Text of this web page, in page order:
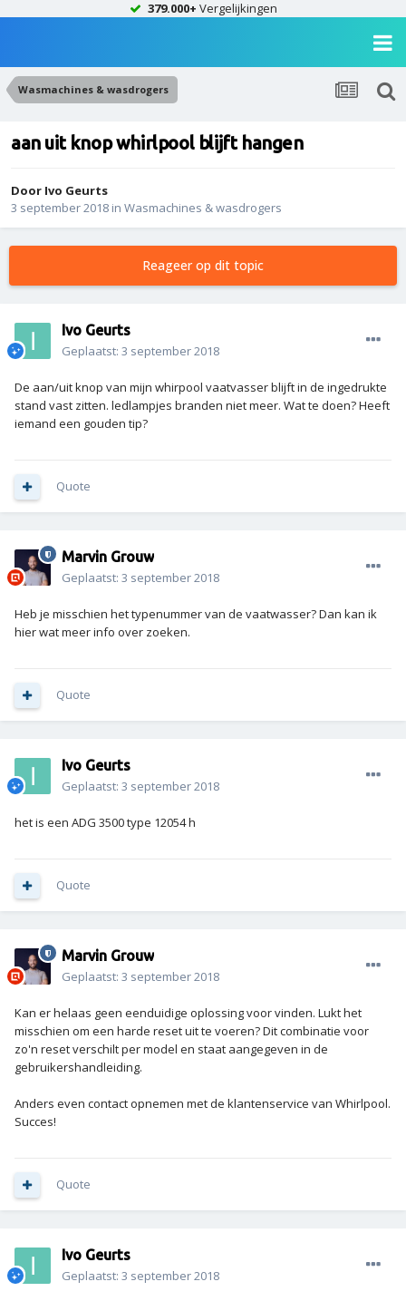
379.000+ Vergelijkingen
Wasmachines & wasdrogers
aan uit knop whirlpool blijft hangen
Door Ivo Geurts
3 september 2018 in Wasmachines & wasdrogers
Reageer op dit topic
Ivo Geurts
Geplaatst: 3 september 2018
De aan/uit knop van mijn whirpool vaatvasser blijft in de ingedrukte
stand vast zitten. ledlampjes branden niet meer. Wat te doen? Heeft
iemand een gouden tip?
Quote
Marvin Grouw
Geplaatst: 3 september 2018
Heb je misschien het typenummer van de vaatwasser? Dan kan ik
hier wat meer info over zoeken.
Quote
Ivo Geurts
Geplaatst: 3 september 2018
het is een ADG 3500 type 12054 h
Quote
Marvin Grouw
Geplaatst: 3 september 2018
Kan er helaas geen eenduidige oplossing voor vinden. Lukt het
misschien om een harde reset uit te voeren? Dit combinatie voor
zo'n reset verschilt per model en staat aangegeven in de
gebruikershandleiding.
Anders even contact opnemen met de klantenservice van Whirlpool.
Succes!
Quote
Ivo Geurts
Geplaatst: 3 september 2018